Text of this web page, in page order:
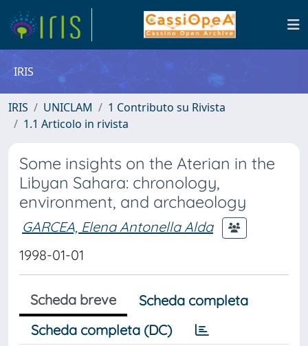
IRIS
IRIS UNICLAM
1 Contributo su Rivista
1.1 Articolo in rivista
Some insights on the Aterian in the
Libyan Sahara: chronology,
environment, and archaeology
GARCEA, Elena Antonella Alda
1998-01-01
Scheda breve
Scheda completa
Scheda completa (DC)